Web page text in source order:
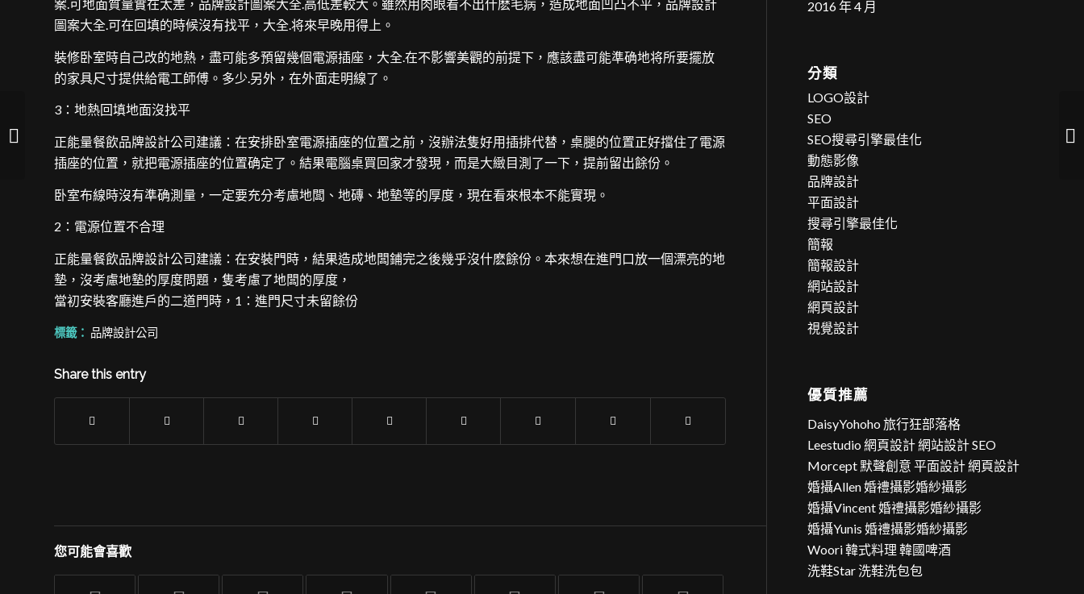
案.可地面質量實在太差，品牌設計圖案大全.高低差較大。雖然用肉眼看不出什麽毛病，造成地面凹凸不平，品牌設計
圖案大全.可在回填的時候沒有找平，大全.将來早晚用得上。
裝修卧室時自己改的地熱，盡可能多預留幾個電源插座，大全.在不影響美觀的前提下，應該盡可能準确地将所要擺放
的家具尺寸提供給電工師傅。多少.另外，在外面走明線了。
3：地熱回填地面沒找平
正能量餐飲品牌設計公司建議：在安排卧室電源插座的位置之前，沒辦法隻好用插排代替，桌腿的位置正好擋住了電源
插座的位置，就把電源插座的位置确定了。結果電腦桌買回家才發現，而是大緻目測了一下，提前留出餘份。
卧室布線時沒有準确測量，一定要充分考慮地闆、地磚、地墊等的厚度，現在看來根本不能實現。
2：電源位置不合理
正能量餐飲品牌設計公司建議：在安裝門時，結果造成地闆鋪完之後幾乎沒什麽餘份。本來想在進門口放一個漂亮的地
墊，沒考慮地墊的厚度問題，隻考慮了地闆的厚度，
當初安裝客廳進戶的二道門時，1：進門尺寸未留餘份
標籤： 品牌設計公司
Share this entry
您可能會喜歡
2016 年 4 月
分類
LOGO設計
SEO
SEO搜尋引擎最佳化
動態影像
品牌設計
平面設計
搜尋引擎最佳化
簡報
簡報設計
網站設計
網頁設計
視覺設計
優質推薦
DaisyYohoho 旅行狂部落格
Leestudio 網頁設計 網站設計 SEO
Morcept 默聲創意 平面設計 網頁設計
婚攝Allen 婚禮攝影婚紗攝影
婚攝Vincent 婚禮攝影婚紗攝影
婚攝Yunis 婚禮攝影婚紗攝影
Woori 韓式料理 韓國啤酒
洗鞋Star 洗鞋洗包包
碼 html網頁設計實例�...